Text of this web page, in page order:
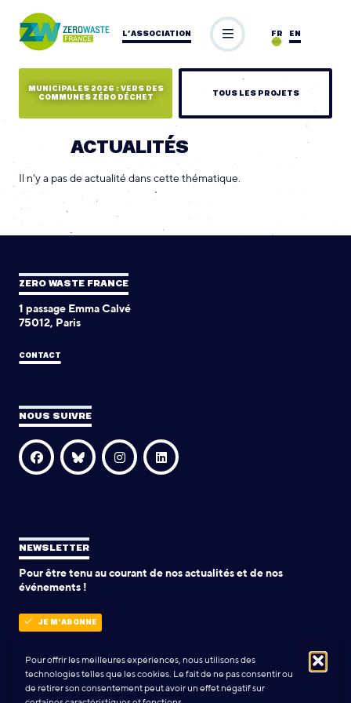
Pour offrir les meilleures expériences, nous utilisons des
technologies telles que les cookies. Le fait de ne pas consentir ou
de retirer son consentement peut avoir un effet négatif sur
L’ASSOCIATION EN
FR
MUNICIPALES 2026 : VERS DES
COMMUNES ZÉRO DÉCHET
TOUS LES PROJETS
ACTUALITÉS
Il n'y a pas de actualité dans cette thématique.
ZERO WASTE FRANCE
1 passage Emma Calvé
75012, Paris
CONTACT
NOUS SUIVRE
NEWSLETTER
Pour être tenu au courant de nos actualités et de nos
événements !
JE M'ABONNE
POLITIQUE DE CONFIDENTIALITÉ